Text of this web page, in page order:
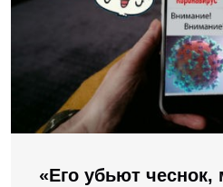
«Его убьют чеснок,